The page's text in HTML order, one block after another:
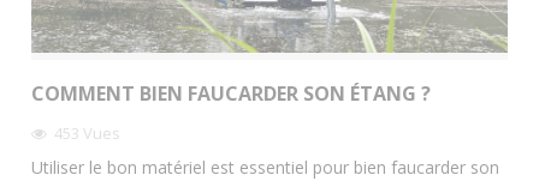
COMMENT BIEN FAUCARDER SON ÉTANG ?
453Vues
Utiliser le bon matériel est essentiel pour bien faucarder son